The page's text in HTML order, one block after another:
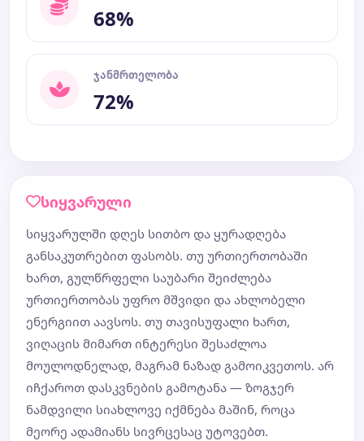
68%
ჯანმრთელობა
72%
სიყვარული
სიყვარულში დღეს სითბო და ყურადღება
განსაკუთრებით ფასობს. თუ ურთიერთობაში
ხართ, გულწრფელი საუბარი შეიძლება
ურთიერთობას უფრო მშვიდი და ახლობელი
ენერგიით აავსოს. თუ თავისუფალი ხართ,
ვიღაცის მიმართ ინტერესი შესაძლოა
მოულოდნელად, მაგრამ ნაზად გამოიკვეთოს. არ
იჩქაროთ დასკვნების გამოტანა — ზოგჯერ
ნამდვილი სიახლოვე იქმნება მაშინ, როცა
მეორე ადამიანს სივრცესაც უტოვებთ.